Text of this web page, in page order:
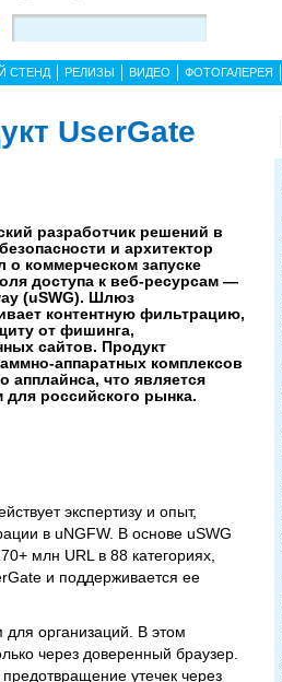
СТЕНД РЕЛИЗЫ ВИДЕО ФОТОГАЛЕРЕЯ
UserGate
разработчик решений в
и архитектор
о коммерческом запуске
доступа к веб‑ресурсам —
(uSWG). Шлюз
контентную фильтрацию,
от фишинга,
сайтов. Продукт
аппаратных комплексов
апплайнса, что является
российского рынка.
экспертизу и опыт,
в uNGFW. В основе uSWG
млн URL в 88 категориях,
и поддерживается ее
организаций. В этом
через доверенный браузер.
утечек через